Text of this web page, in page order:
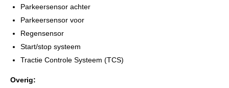
Parkeersensor achter
Parkeersensor voor
Regensensor
Start/stop systeem
Tractie Controle Systeem (TCS)
Overig: